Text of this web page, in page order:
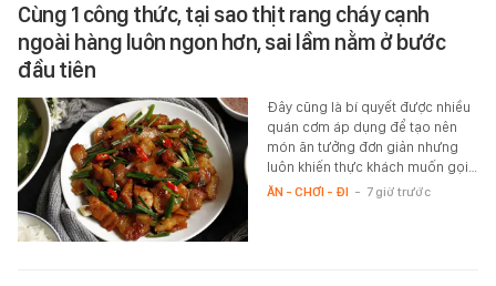
Cùng 1 công thức, tại sao thịt rang cháy cạnh
ngoài hàng luôn ngon hơn, sai lầm nằm ở bước
đầu tiên
Đây cũng là bí quyết được nhiều
quán cơm áp dụng để tạo nên
món ăn tưởng đơn giản nhưng
luôn khiến thực khách muốn gọi…
ĂN - CHƠI - ĐI - 7 giờ trước